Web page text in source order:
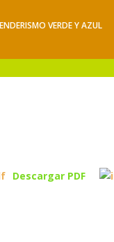
VERDE Y AZUL
Descargar PDF